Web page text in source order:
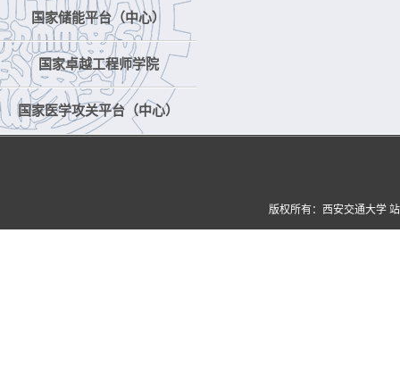
国家储能平台（中心）
国家卓越工程师学院
国家医学攻关平台（中心）
版权所有：西安交通大学